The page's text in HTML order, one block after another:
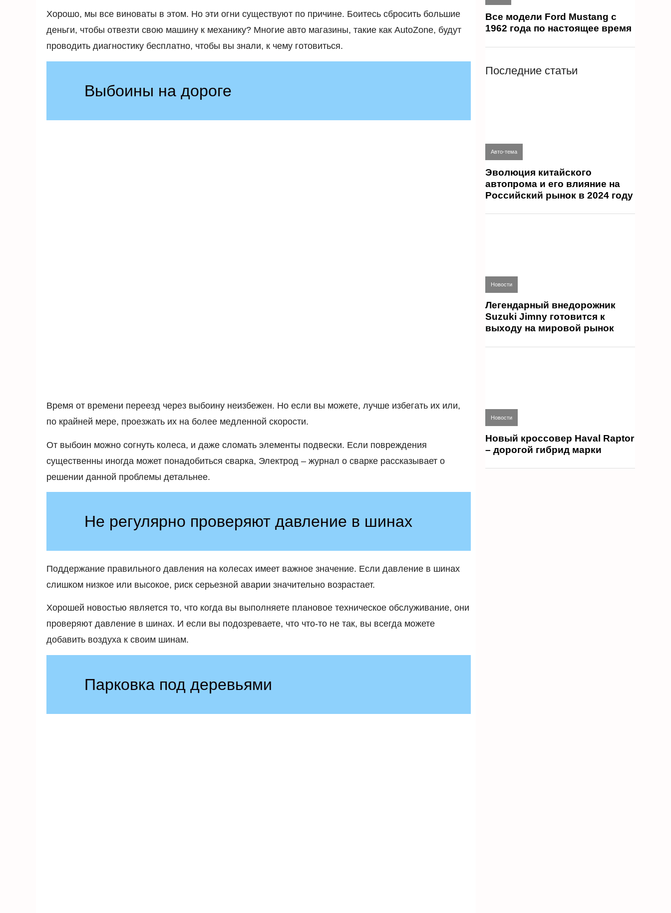
Хорошо, мы все виноваты в этом. Но эти огни существуют по причине. Боитесь сбросить большие
деньги, чтобы отвезти свою машину к механику? Многие авто магазины, такие как AutoZone, будут
проводить диагностику бесплатно, чтобы вы знали, к чему готовиться.
Выбоины на дороге
Время от времени переезд через выбоину неизбежен. Но если вы можете, лучше избегать их или,
по крайней мере, проезжать их на более медленной скорости.
От выбоин можно согнуть колеса, и даже сломать элементы подвески. Если повреждения
существенны иногда может понадобиться сварка, Электрод – журнал о сварке рассказывает о
решении данной проблемы детальнее.
Не регулярно проверяют давление в шинах
Поддержание правильного давления на колесах имеет важное значение. Если давление в шинах
слишком низкое или высокое, риск серьезной аварии значительно возрастает.
Хорошей новостью является то, что когда вы выполняете плановое техническое обслуживание, они
проверяют давление в шинах. И если вы подозреваете, что что-то не так, вы всегда можете
добавить воздуха к своим шинам.
Парковка под деревьями
Все модели Ford Mustang с
1962 года по настоящее время
Последние статьи
Авто-тема
Эволюция китайского
автопрома и его влияние на
Российский рынок в 2024 году
Новости
Легендарный внедорожник
Suzuki Jimny готовится к
выходу на мировой рынок
Новости
Новый кроссовер Haval Raptor
– дорогой гибрид марки